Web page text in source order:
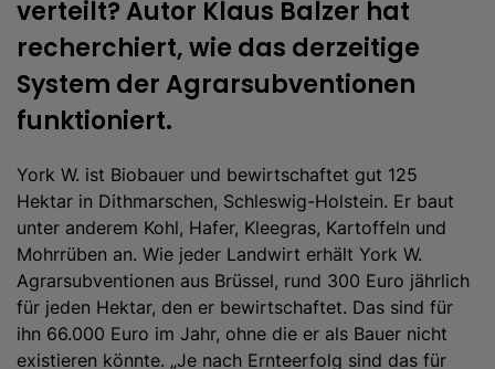
verteilt? Autor Klaus Balzer hat
recherchiert, wie das derzeitige
System der Agrarsubventionen
funktioniert.
York W. ist Biobauer und bewirtschaftet gut 125
Hektar in Dithmarschen, Schleswig-Holstein. Er baut
unter anderem Kohl, Hafer, Kleegras, Kartoffeln und
Mohrrüben an. Wie jeder Landwirt erhält York W.
Agrarsubventionen aus Brüssel, rund 300 Euro jährlich
für jeden Hektar, den er bewirtschaftet. Das sind für
ihn 66.000 Euro im Jahr, ohne die er als Bauer nicht
existieren könnte. „Je nach Ernteerfolg sind das für